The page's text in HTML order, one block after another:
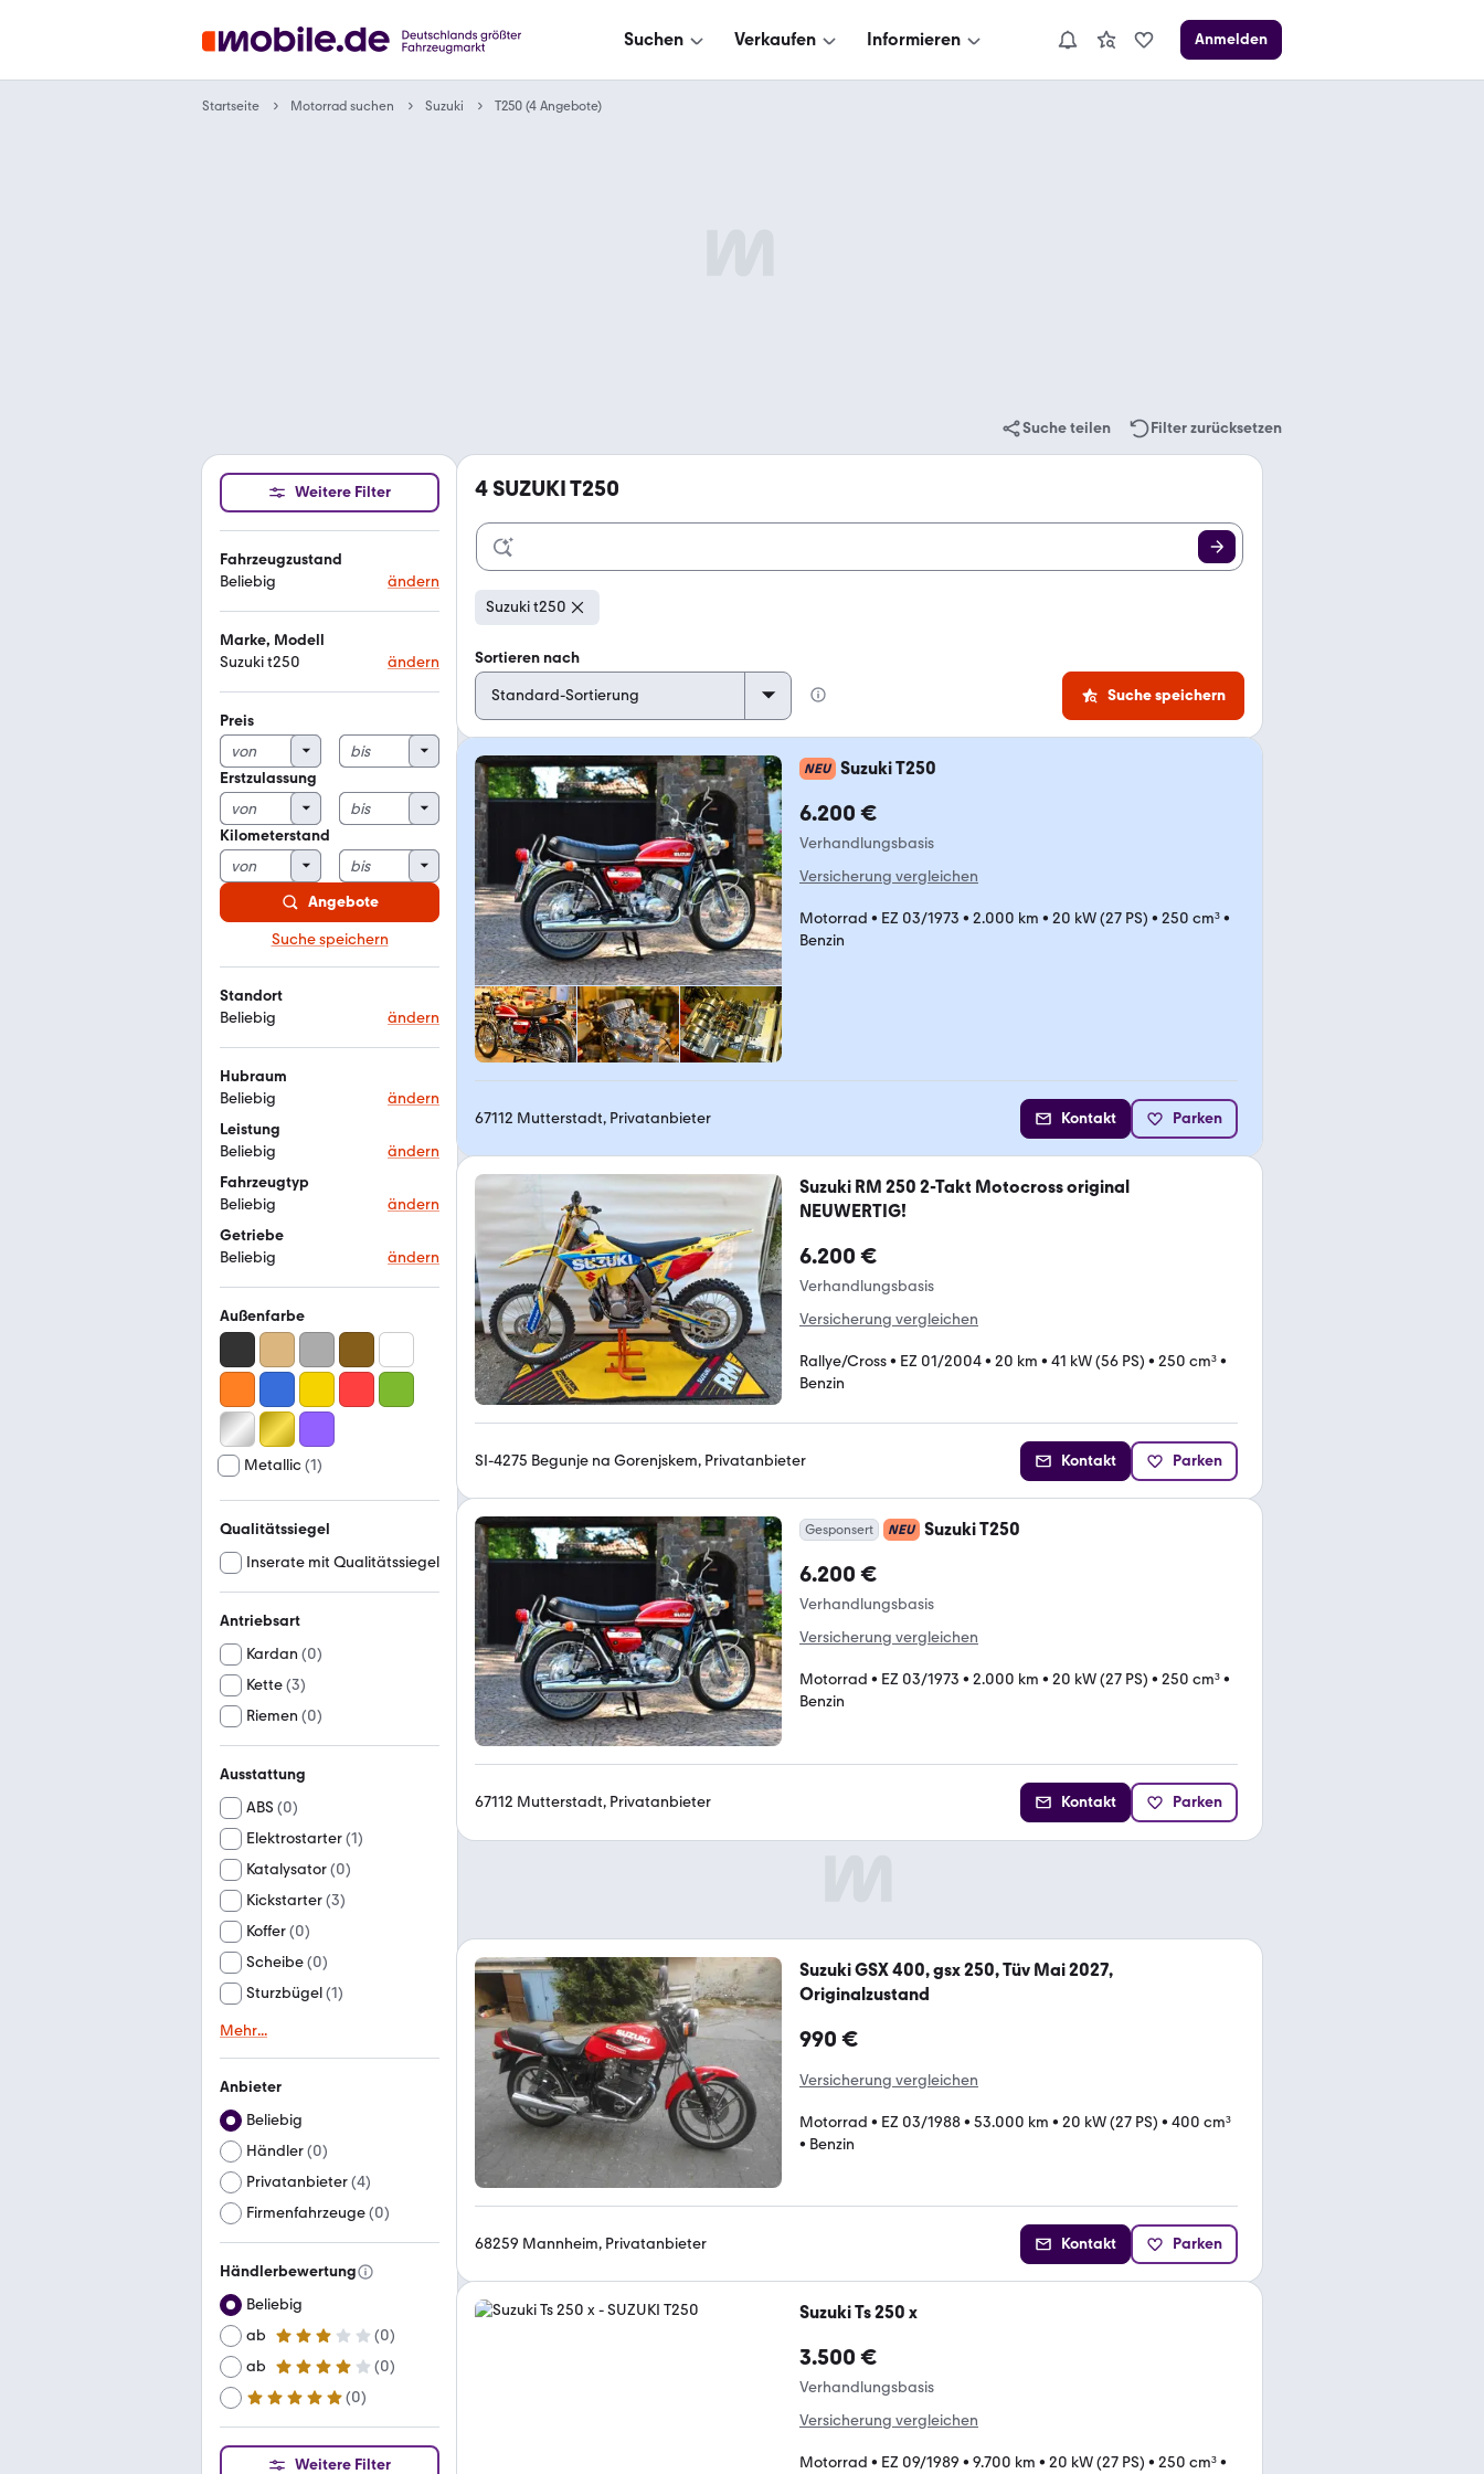
Suchen Verkaufen Informieren Anmelden
Startseite Motorrad suchen Suzuki T250 (4 Angebote)
Suche teilen Filter zurücksetzen
Weitere Filter
Fahrzeugzustand
Beliebig
ändern
Marke, Modell
Suzuki t250
ändern
Preis
Erstzulassung
Kilometerstand
Angebote
Suche speichern
Standort
Beliebig
ändern
Hubraum
Beliebig
ändern
Leistung
Beliebig
ändern
Fahrzeugtyp
Beliebig
ändern
Getriebe
Beliebig
ändern
Außenfarbe
Metallic(1)
Qualitätssiegel
Inserate mit Qualitätssiegel
Antriebsart
Kardan (0)
Kette(3)
Riemen (0)
Ausstattung
ABS (0)
Elektrostarter(1)
Katalysator(0)
Kickstarter(3)
Koffer(0)
Scheibe(0)
Sturzbügel(1)
Mehr...
Anbieter
Beliebig
Händler(0)
Privatanbieter(4)
Firmenfahrzeuge(0)
Händlerbewertung
Beliebig
ab
3 Sterne (0)
ab
4 Sterne (0)
ab
5 Sterne (0)
Weitere Filter
4 SUZUKI T250
Suzuki t250
Sortieren nach
Suche speichern
NEU Suzuki T250
6.200 €
Verhandlungsbasis
Versicherung vergleichen
Motorrad • EZ 03/1973 • 2.000 km • 20 kW (27 PS) • 250 cm³•
Benzin
67112 Mutterstadt, Privatanbieter Kontakt Parken
Suzuki RM 250 2-Takt Motocross original
NEUWERTIG!
6.200 €
Verhandlungsbasis
Versicherung vergleichen
Rallye/Cross• EZ 01/2004• 20 km • 41 kW (56 PS) • 250 cm³•
Benzin
SI-4275 Begunje na Gorenjskem, Privatanbieter Kontakt Parken
Gesponsert NEU Suzuki T250
6.200 €
Verhandlungsbasis
Versicherung vergleichen
Motorrad • EZ 03/1973 • 2.000 km • 20 kW (27 PS) • 250 cm³•
Benzin
67112 Mutterstadt, Privatanbieter Kontakt Parken
Suzuki GSX 400, gsx 250, Tüv Mai 2027,
Originalzustand
990 €
Versicherung vergleichen
Motorrad • EZ 03/1988• 53.000 km • 20 kW (27 PS) • 400 cm³
• Benzin
68259 Mannheim, Privatanbieter Kontakt Parken
Suzuki Ts 250 x
3.500 €
Verhandlungsbasis
Versicherung vergleichen
Motorrad • EZ 09/1989 • 9.700 km • 20 kW (27 PS) • 250 cm³•